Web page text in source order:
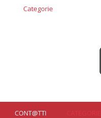
Categorie
CONT@TTI CATEGORIE